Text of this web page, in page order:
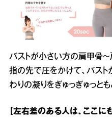
バストが小さい方の肩甲骨～
指の先で圧をかけて、バス
わりの凝りをぎゅっぎゅっとも
【左右差のある人は、ここにも